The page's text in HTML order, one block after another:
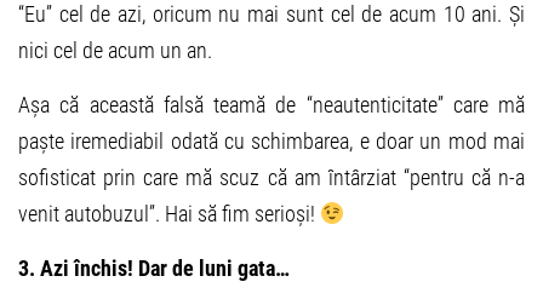
“Eu” cel de azi, oricum nu mai sunt cel de acum 10 ani. Și
nici cel de acum un an.
Așa că această falsă teamă de “neautenticitate” care mă
paște iremediabil odată cu schimbarea, e doar un mod mai
sofisticat prin care mă scuz că am întârziat “pentru că n-a
venit autobuzul”. Hai să fim serioși!
3. Azi închis! Dar de luni gata…